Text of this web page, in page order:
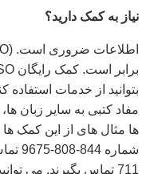
نیاز به کمک دارید؟
بتوانید از خدمات
مفاد کتبی به سایر زبان
ها مثال های از این کمک
711 تماس بگیرند. می توانید به آدرس